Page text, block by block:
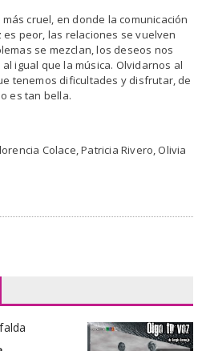
cruel, en donde la comunicación
peor, las relaciones se vuelven
se mezclan, los deseos nos
igual que la música. Olvidarnos al
tenemos dificultades y disfrutar, de
es tan bella.
Colace, Patricia Rivero, Olivia